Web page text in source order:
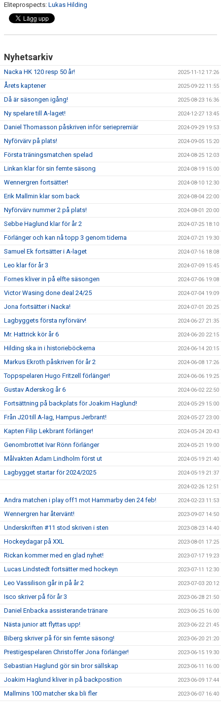
Eliteprospects: Lukas Hilding
Nyhetsarkiv
Nacka HK 120 resp 50 år! 2025-11-12 17:26
Årets kaptener 2025-09-22 11:55
Då är säsongen igång! 2025-08-23 16:36
Ny spelare till A-laget! 2024-12-27 13:45
Daniel Thomasson påskriven inför seriepremiär 2024-09-29 19:53
Nyförvärv på plats! 2024-09-05 15:20
Första träningsmatchen spelad 2024-08-25 12:03
Linkan klar för sin femte säsong 2024-08-19 15:00
Wennergren fortsätter! 2024-08-10 12:30
Erik Mallmin klar som back 2024-08-04 22:00
Nyförvärv nummer 2 på plats! 2024-08-01 20:00
Sebbe Haglund klar för år 2 2024-07-25 18:10
Förlänger och kan nå topp 3 genom tiderna 2024-07-21 19:30
Samuel Ek fortsätter i A-laget 2024-07-16 18:08
Leo klar för år 3 2024-07-09 15:45
Fornes kliver in på elfte säsongen 2024-07-06 19:08
Victor Wasing done deal 24/25 2024-07-04 19:09
Jona fortsätter i Nacka! 2024-07-01 20:25
Lagbyggets första nyförvärv! 2024-06-27 21:35
Mr. Hattrick kör år 6 2024-06-20 22:15
Hilding ska in i historieböckerna 2024-06-14 20:15
Markus Ekroth påskriven för år 2 2024-06-08 17:26
Toppspelaren Hugo Fritzell förlänger! 2024-06-06 19:25
Gustav Aderskog år 6 2024-06-02 22:50
Fortsättning på backplats för Joakim Haglund! 2024-05-29 15:00
Från J20 till A-lag, Hampus Jerbrant! 2024-05-27 23:00
Kapten Filip Lekbrant förlänger! 2024-05-24 20:43
Genombrottet Ivar Rönn förlänger 2024-05-21 19:00
Målvakten Adam Lindholm först ut 2024-05-19 21:40
Lagbygget startar för 2024/2025 2024-05-19 21:37
2024-02-26 12:51
Andra matchen i play off1 mot Hammarby den 24 feb! 2024-02-23 11:53
Wennergren har återvänt! 2023-09-07 14:50
Underskriften #11 stod skriven i sten 2023-08-23 14:40
Hockeydagar på XXL 2023-08-01 17:25
Rickan kommer med en glad nyhet! 2023-07-17 19:23
Lucas Lindstedt fortsätter med hockeyn 2023-07-11 12:30
Leo Vassilison går in på år 2 2023-07-03 20:12
Isco skriver på för år 3 2023-06-28 21:50
Daniel Enbacka assisterande tränare 2023-06-25 16:00
Nästa junior att flyttas upp! 2023-06-22 21:45
Biberg skriver på för sin femte säsong! 2023-06-20 21:20
Prestigespelaren Christoffer Jona förlänger! 2023-06-15 19:30
Sebastian Haglund gör sin bror sällskap 2023-06-11 16:00
Joakim Haglund kliver in på backposition 2023-06-09 17:44
Mallmins 100 matcher ska bli fler 2023-06-07 16:40